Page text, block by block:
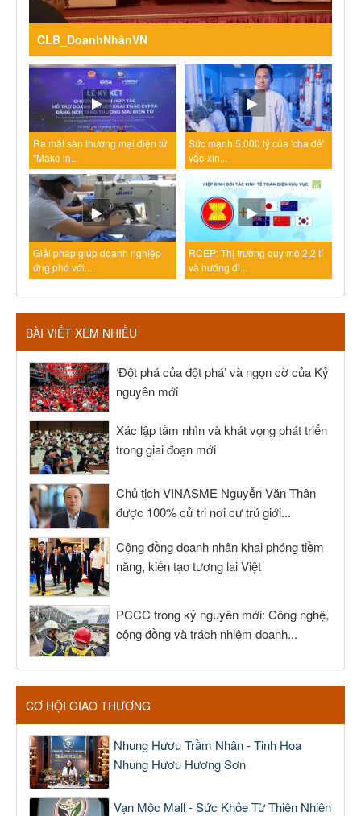
CLB_DoanhNhânVN
Ra mắt sàn thương mại điện tử
"Make in...
Sức mạnh 5.000 tỷ của 'cha đẻ'
vắc-xin...
Giải pháp giúp doanh nghiệp
ứng phó với...
RCEP: Thị trường quy mô 2,2 tỉ
và hướng đi...
BÀI VIẾT XEM NHIỀU
‘Đột phá của đột phá’ và ngọn cờ của Kỷ
nguyên mới
Xác lập tầm nhìn và khát vọng phát triển
trong giai đoạn mới
Chủ tịch VINASME Nguyễn Văn Thân
được 100% cử tri nơi cư trú giới...
Cộng đồng doanh nhân khai phóng tiềm
năng, kiến tạo tương lai Việt
PCCC trong kỷ nguyên mới: Công nghệ,
cộng đồng và trách nhiệm doanh...
CƠ HỘI GIAO THƯƠNG
Nhung Hươu Trầm Nhân - Tinh Hoa
Nhung Hươu Hương Sơn
Vạn Mộc Mall - Sức Khỏe Từ Thiên Nhiên